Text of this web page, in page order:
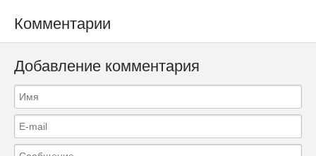
Комментарии
Добавление комментария